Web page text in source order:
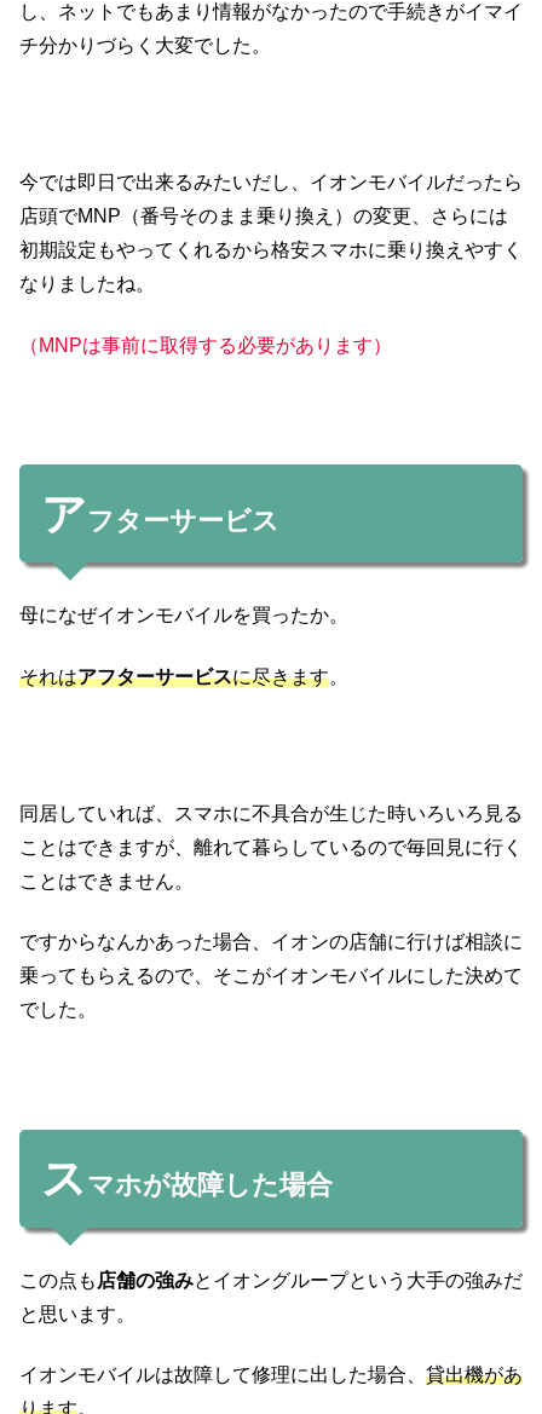
し、ネットでもあまり情報がなかったので手続きがイマイ
チ分かりづらく大変でした。
今では即日で出来るみたいだし、イオンモバイルだったら
店頭でMNP（番号そのまま乗り換え）の変更、さらには
初期設定もやってくれるから格安スマホに乗り換えやすく
なりましたね。
（MNPは事前に取得する必要があります）
アフターサービス
母になぜイオンモバイルを買ったか。
それはアフターサービスに尽きます。
同居していれば、スマホに不具合が生じた時いろいろ見る
ことはできますが、離れて暮らしているので毎回見に行く
ことはできません。
ですからなんかあった場合、イオンの店舗に行けば相談に
乗ってもらえるので、そこがイオンモバイルにした決めて
でした。
ス マホが故障した場合
この点も 店舗の強みとイオングループという大手の強みだ
と思います。
イオンモバイルは故障して修理に出した場合、 貸出機があ
ります。